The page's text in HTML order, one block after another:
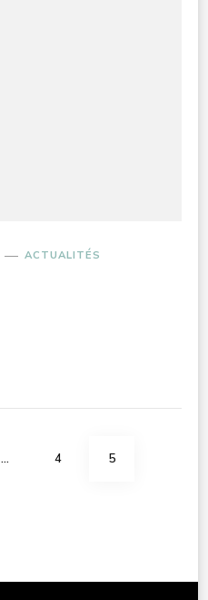
ACTUALITÉS
… PAGE
4 PAGE
5